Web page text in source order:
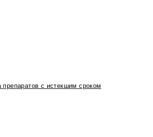
с истекшим сроком